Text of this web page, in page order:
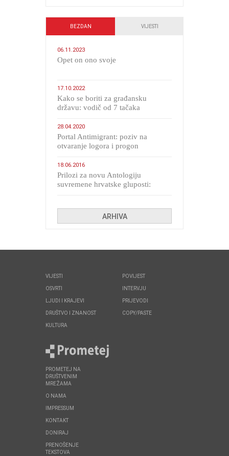
BEZDAN VIJESTI
06.11.2023
​Opet on ono svoje
17.10.2022
Kako se boriti za građansku
državu: vodič od 7 tačaka
28.04.2020
Portal Antimigrant: poziv na
otvaranje logora i progon
18.06.2016
Prilozi za novu Antologiju
suvremene hrvatske gluposti:
ARHIVA
VIJESTI
OSVRTI
LJUDI I KRAJEVI
DRUŠTVO I ZNANOST
KULTURA
POVIJEST
INTERVJU
PRIJEVODI
COPY/PASTE
PROMETEJ NA
DRUŠTVENIM
MREŽAMA
O NAMA
IMPRESSUM
KONTAKT
DONIRAJ
PRENOŠENJE
TEKSTOVA